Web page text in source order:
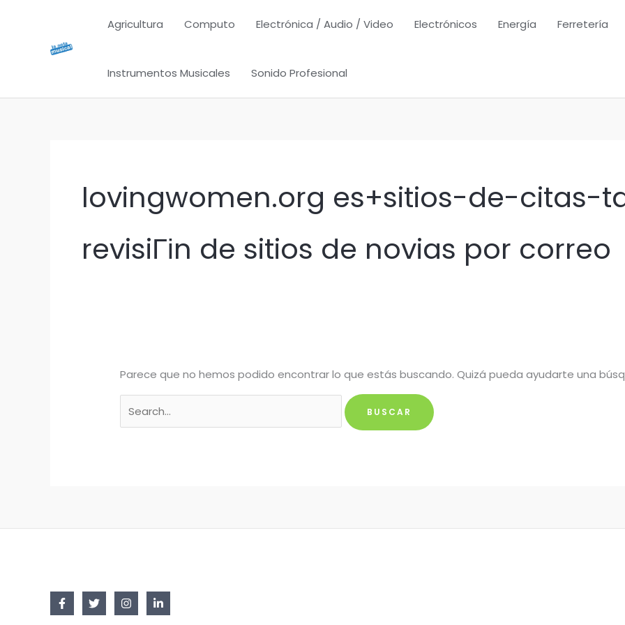
contenido
Agricultura Computo Electrónica / Audio / Video Electrónicos Energía Ferretería
Instrumentos Musicales Sonido Profesional
lovingwomen.org es+sitios-de-citas-
revisiГіn de sitios de novias por correo
Parece que no hemos podido encontrar lo que estás buscando. Quizá pueda ayudarte una